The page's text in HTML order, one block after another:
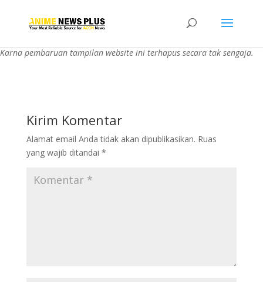
Karna pembaruan tampilan website ini terhapus secara tak sengaja.
Kirim Komentar
Alamat email Anda tidak akan dipublikasikan. Ruas
yang wajib ditandai *